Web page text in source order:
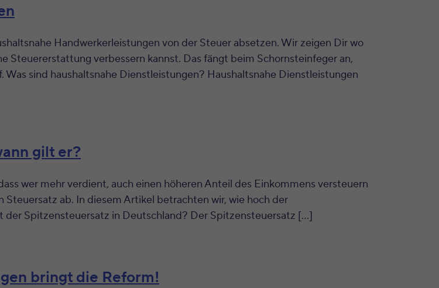
Handwerkerleistungen von der Steuer absetzen. Wir zeigen Dir wo
Steuererstattung verbessern kannst. Das fängt beim Schornsteinfeger an,
sind haushaltsnahe Dienstleistungen? Haushaltsnahe Dienstleistungen
gilt er?
wer mehr verdient, auch einen höheren Anteil des Einkommens versteuern
ab. In diesem Artikel betrachten wir, wie hoch der
der Spitzensteuersatz in Deutschland? Der Spitzensteuersatz […]
bringt die Reform!